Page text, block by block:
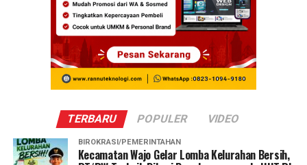
TERBARU POPULER VIDEO
BIROKRASI/PEMERINTAHAN
Kecamatan Wajo Gelar Lomba Kelurahan Bersih,